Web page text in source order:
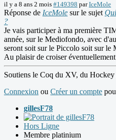
il y a 8 ans 2 mois #149398 parIceMole
Réponse de IceMole sur le sujet
?
Je vais participer à ma première
année, sur le Mediofondo, avec
seront soit sur le Piccolo soit sur le
Au plaisir de croiser
Soutiens le Coq du XV, du
Connexion ou Créer un compte
gillesF78
Hors Ligne
Membre platinium